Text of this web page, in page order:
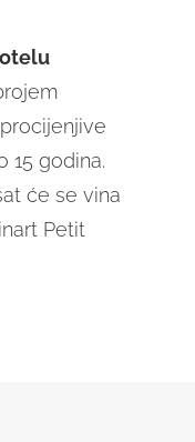
15 godina.
će se vina
Petit